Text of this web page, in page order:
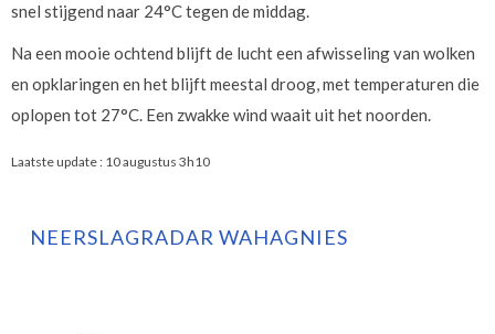
snel stijgend naar 24°C tegen de middag.
Na een mooie ochtend blijft de lucht een afwisseling van wolken
en opklaringen en het blijft meestal droog, met temperaturen die
oplopen tot 27°C. Een zwakke wind waait uit het noorden.
Laatste update : 10 augustus 3h10
NEERSLAGRADAR WAHAGNIES